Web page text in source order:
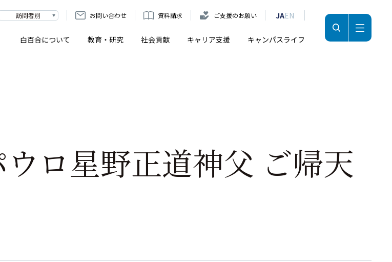
訪問者別 お問い合わせ 資料請求 ご支援のお願い JAEN
白百合について 教育・研究 社会貢献 キャリア支援 キャンパスライフ
ウロ星野正道神父 ご帰天